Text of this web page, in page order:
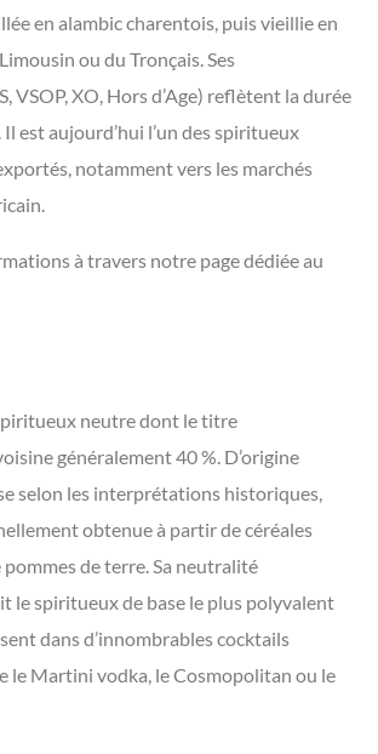
en alambic charentois, puis vieillie en
ou du Tronçais. Ses
VSOP, XO, Hors d’Age) reflètent la durée
est aujourd’hui l’un des spiritueux
notamment vers les marchés
à travers notre page dédiée au
neutre dont le titre
généralement 40 %. D’origine
selon les interprétations historiques,
obtenue à partir de céréales
pommes de terre. Sa neutralité
le spiritueux de base le plus polyvalent
dans d’innombrables cocktails
le Martini vodka, le Cosmopolitan ou le